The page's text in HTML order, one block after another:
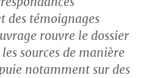
des témoignages
rouvre le dossier
sources de manière
notamment sur des